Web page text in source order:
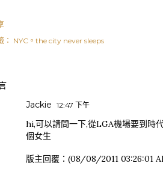
： NYC。the city never sleeps
Jackie 12:47 下午
hi,可以請問一下,從LGA機場要到時
個女生
版主回覆：(08/08/2011 03:26:01